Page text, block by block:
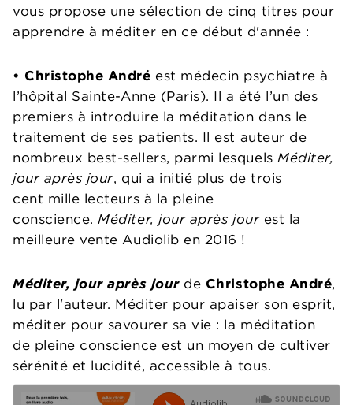
vous propose une sélection de cinq titres pour
apprendre à méditer en ce début d'année :
• Christophe André est médecin psychiatre à
l’hôpital Sainte-Anne (Paris). Il a été l’un des
premiers à introduire la méditation dans le
traitement de ses patients. Il est auteur de
nombreux best-sellers, parmi lesquelsMéditer,
jour après jour, qui a initié plus de trois
cent mille lecteurs à la pleine
conscience.Méditer, jour après jour est la
meilleure vente Audiolib en 2016 !
Méditer, jour après jourde Christophe André,
lu par l'auteur. Méditer pour apaiser son esprit,
méditer pour savourer sa vie : la méditation
de pleine conscience est un moyen de cultiver
sérénité et lucidité, accessible à tous.